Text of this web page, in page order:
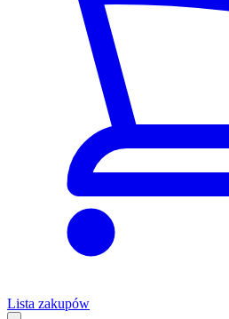
Lista zakupów